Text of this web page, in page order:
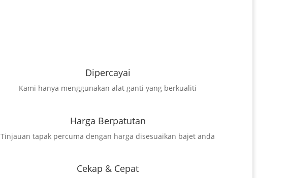
Dipercayai
Kami hanya menggunakan alat ganti yang berkualiti
Harga Berpatutan
Tinjauan tapak percuma dengan harga disesuaikan bajet anda
Cekap & Cepat